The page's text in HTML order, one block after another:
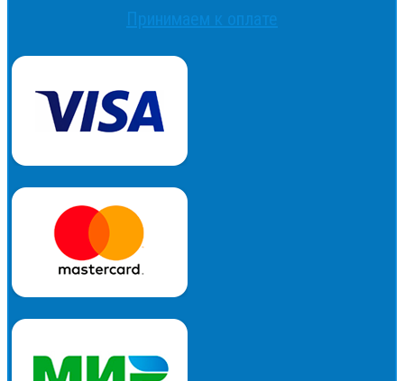
Принимаем к оплате